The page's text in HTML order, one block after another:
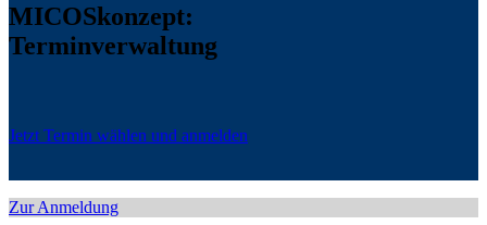
MICOSkonzept:
Terminverwaltung
Jetzt Termin wählen und anmelden
Zur Anmeldung